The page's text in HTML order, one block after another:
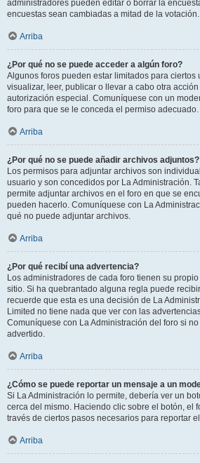
administradores pueden editar o borrar la
encuestas sean cambiadas a mitad de la votación.
Arriba
¿Por qué no se puede acceder a algún foro?
Algunos foros pueden estar limitados para ciertos
visualizar, leer, publicar o llevar a cabo otra
autorización especial. Comuníquese con un
foro para que se le conceda el permiso adecuado.
Arriba
¿Por qué no se puede añadir archivos adjuntos?
Los permisos para adjuntar archivos son
usuario y son concedidos por La Administración.
permite adjuntar archivos en el foro en que se
pueden hacerlo. Comuníquese con La
qué no puede adjuntar archivos.
Arriba
¿Por qué recibí una advertencia?
Los administradores de cada foro tienen su
sitio. Si ha quebrantado alguna regla puede
recuerde que esta es una decisión de La
Limited no tiene nada que ver con las
Comuníquese con La Administración del foro si
advertido.
Arriba
¿Cómo se puede reportar un mensaje a un
Si La Administración lo permite, debería ver un
cerca del mismo. Haciendo clic sobre el botón, el
través de ciertos pasos necesarios para reportar
Arriba